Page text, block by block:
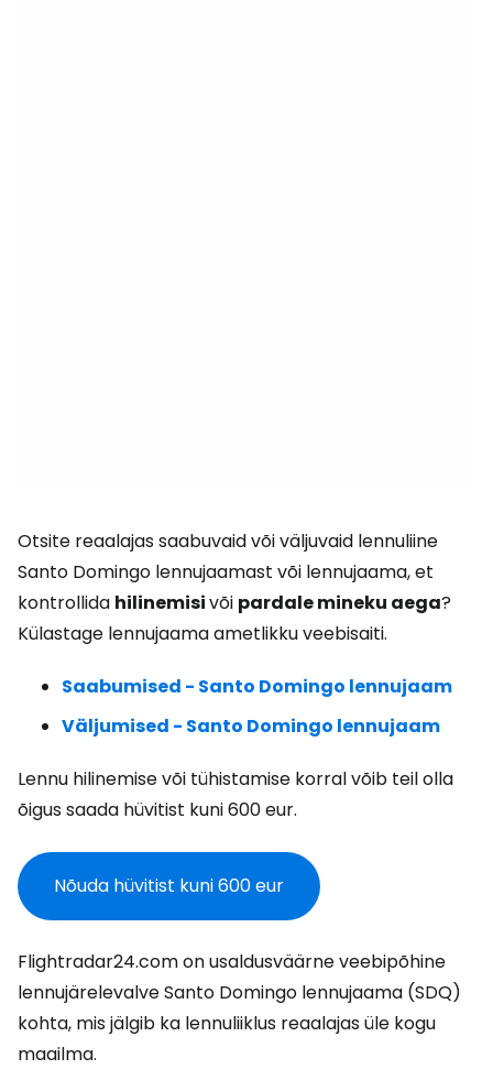
Otsite reaalajas saabuvaid või väljuvaid lennuliine
Santo Domingo lennujaamast või lennujaama, et
kontrollida hilinemisivõi pardale mineku aega?
Külastage lennujaama ametlikku veebisaiti.
Saabumised - Santo Domingo lennujaam
Väljumised - Santo Domingo lennujaam
Lennu hilinemise või tühistamise korral võib teil olla
õigus saada hüvitist kuni 600 eur.
Nõuda hüvitist kuni 600 eur
Flightradar24.com on usaldusväärne veebipõhine
lennujärelevalve Santo Domingo lennujaama (SDQ)
kohta, mis jälgib ka lennuliiklus reaalajas üle kogu
maailma.